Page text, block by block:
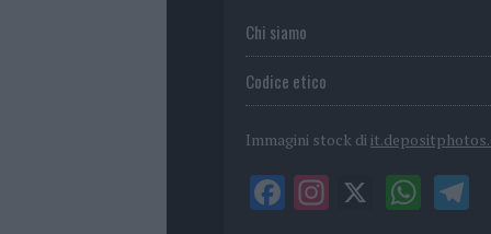
Chi siamo
Codice etico
Immagini stock di